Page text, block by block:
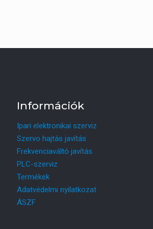
Információk
Ipari elektronikai szerviz
Szervo hajtás javítás
Frekvenciaváltó javítás
PLC-szerviz
Termékek
Adatvédelmi nyilatkozat
ÁSZF